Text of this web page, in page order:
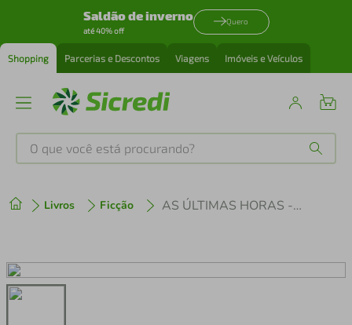
Saldão de inverno
até 40% off
Quero
Shopping Parcerias e Descontos Viagens Imóveis e Veículos
O que você está procurando?
Livros Ficção AS ÚLTIMAS HORAS - VOL 02 - CORRENTE DE FERRO
2º cafeteira